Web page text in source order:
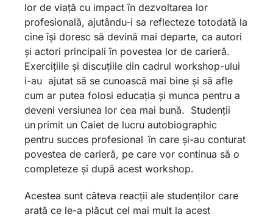
lor de viață cu impact în dezvoltarea lor
profesională, ajutându-i sa reflecteze totodată la
cine își doresc să devină mai departe, ca autori
și actori principali în povestea lor de carieră.
Exercițiile și discuțiile din cadrul workshop-ului
i-au ajutat să se cunoască mai bine și să afle
cum ar putea folosi educația și munca pentru a
deveni versiunea lor cea mai bună. Studenții
un primit un Caiet de lucru autobiographic
pentru succes profesionalîn care și-au conturat
povestea de carieră, pe care vor continua să o
completeze și după acest workshop.
Acestea sunt câteva reacții ale studenților care
arată ce le-a plăcut cel mai mult la acest